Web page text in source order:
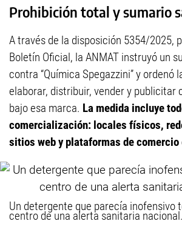
Prohibición total y sumario
A través de la disposición 5354/2025,
Boletín Oficial, la ANMAT instruyó un
contra “Química Spegazzini” y ordenó
elaborar, distribuir, vender y publicitar
bajo esa marca. La medida incluye
comercialización: locales físicos,
sitios web y plataformas de
Un detergente que parecía inofensivo
centro de una alerta sanitaria nacional.